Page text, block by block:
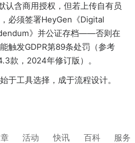
认含商用授权，但若上传自有员
必须签署HeyGen《Digital
》并公证存档——否则在
触发GDPR第89条处罚（参考
款，2024年修订版）。
于工具选择，成于流程设计。
活动 快讯 百科 服务